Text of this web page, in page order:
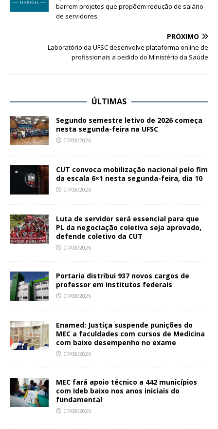
barrem projetos que propõem redução de salário
de servidores
PRÓXIMO
Laboratório da UFSC desenvolve plataforma online de
profissionais a pedido do Ministério da Saúde
ÚLTIMAS
Segundo semestre letivo de 2026 começa
nesta segunda-feira na UFSC
07/08/2026
CUT convoca mobilização nacional pelo fim
da escala 6×1 nesta segunda-feira, dia 10
07/08/2026
Luta de servidor será essencial para que
PL da negociação coletiva seja aprovado,
defende coletivo da CUT
07/08/2026
Portaria distribui 937 novos cargos de
professor em institutos federais
07/08/2026
Enamed: Justiça suspende punições do
MEC a faculdades com cursos de Medicina
com baixo desempenho no exame
07/08/2026
MEC fará apoio técnico a 442 municípios
com Ideb baixo nos anos iniciais do
fundamental
07/08/2026